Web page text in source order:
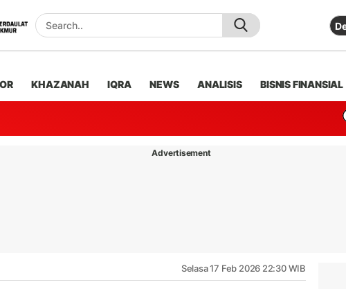
KHAZANAH IQRA NEWS ANALISIS BISNIS FINANSIAL
Advertisement
Selasa 17 Feb 2026 22:30 WIB